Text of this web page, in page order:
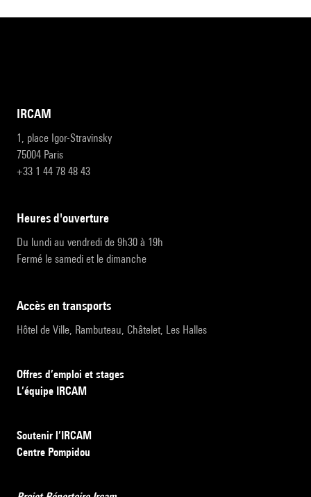
IRCAM
1, place Igor-Stravinsky
75004 Paris
+33 1 44 78 48 43
heures d'ouverture
Du lundi au vendredi de 9h30 à 19h
Fermé le samedi et le dimanche
accès en transports
Hôtel de Ville, Rambuteau, Châtelet, Les Halles
Offres d’emploi et stages
L’équipe IRCAM
Soutenir l’IRCAM
Centre Pompidou